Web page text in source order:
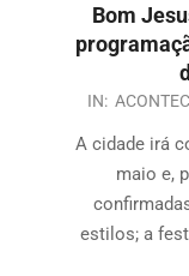
Bom
IN:
A cidade irá
maio e,
estilos; a